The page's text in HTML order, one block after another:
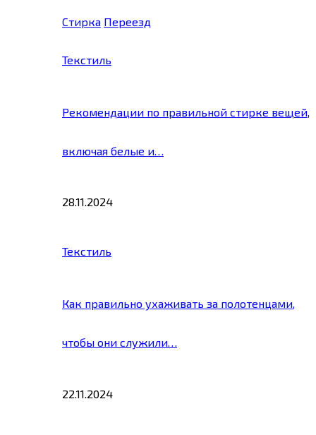
Стирка Переезд
Текстиль
Рекомендации по правильной стирке вещей,
включая белые и…
28.11.2024
Текстиль
Как правильно ухаживать за полотенцами,
чтобы они служили…
22.11.2024